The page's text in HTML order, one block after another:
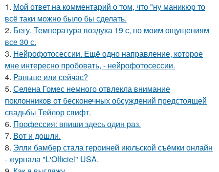
1. Мой ответ на комментарий о том, что "ну маникюр то
всё таки можно было бы сделать.
2. Бегу. Температура воздуха 19 с, по моим ощущениям
все 30 с.
3. Нейрофотосессии. Ещё одно направление, которое
мне интересно пробовать, - нейрофотосессии.
4. Раньше или сейчас?
5. Селена Гомес немного отвлекла внимание
поклонников от бесконечных обсуждений предстоящей
свадьбы Тейлор свифт.
6. Профессия: впиши здесь один раз.
7. Вот и дошли.
8. Элли бамбер стала героиней июльской съёмки онлайн
- журнала "L'Officiel" USA.